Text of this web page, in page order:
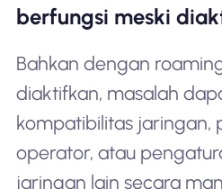
berfungsi meski
Bahkan dengan
diaktifkan, masalah
kompatibilitas jaringan,
operator, atau
jaringan lain secara